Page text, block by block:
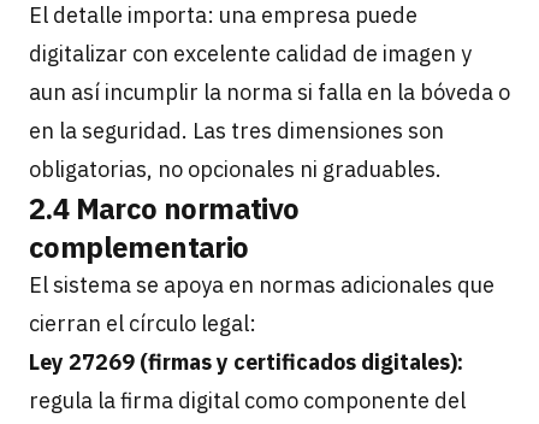
El detalle importa: una empresa puede
digitalizar con excelente calidad de imagen y
aun así incumplir la norma si falla en la bóveda o
en la seguridad. Las tres dimensiones son
obligatorias, no opcionales ni graduables.
2.4 Marco normativo
complementario
El sistema se apoya en normas adicionales que
cierran el círculo legal:
Ley 27269 (firmas y certificados digitales):
regula la firma digital como componente del